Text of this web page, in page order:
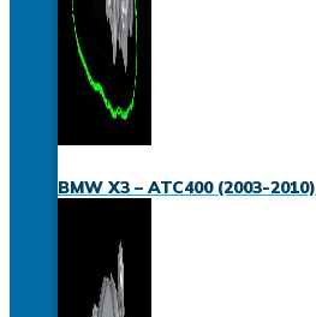
BMW X3 – ATC400 (2003-2010)